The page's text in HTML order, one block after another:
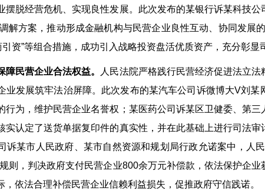
摆脱经营危机、实现良性发展。此次发布的某银行诉某科技
解方案，推动形成金融机构与民营企业良性互动、协同发展
资”等组合措施，成功引入战略投资盘活优质资产，充分彰显
民营企业合法权益。
人民法院严格践行民营经济促进法立
业发展筑牢法治屏障。此次发布的某汽车公司诉微博大V刘
行为，维护民营企业名誉权；某医药公司诉某区卫健委、第
实认定了送货单据复印件的真实性，并在此基础上进行司法
诉某市人民政府、某市自然资源和规划局行政允诺案中，人
则，判决政府支付民营企业800余万元补偿款，依法保护企
依法合理补偿民营企业信赖利益损失，促推政府守信践诺。